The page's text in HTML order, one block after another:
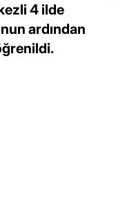
4 ilde
ardından